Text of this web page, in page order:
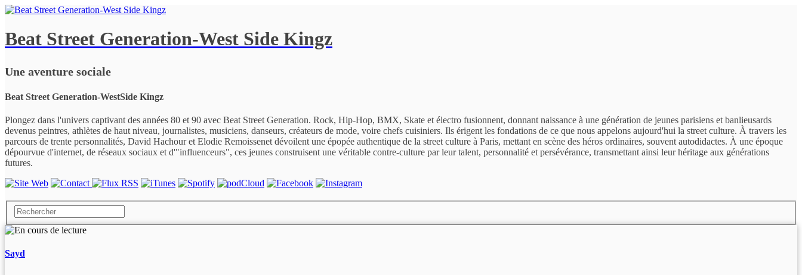
Beat Street Generation-West Side Kingz
Une aventure sociale
Beat Street Generation-WestSide Kingz
Plongez dans l'univers captivant des années 80 et 90 avec Beat Street Generation. Rock, Hip-Hop, BMX, Skate et électro fusionnent, donnant naissance à une génération de jeunes parisiens et banlieusards
devenus peintres, athlètes de haut niveau, journalistes, musiciens, danseurs, créateurs de mode, voire chefs cuisiniers. Ils érigent les fondations de ce que nous appelons aujourd'hui la street culture. À travers les
parcours de trente personnalités, David Hachour et Elodie Remoissenet dévoilent une épopée authentique de la street culture à Paris, mettant en scène des héros ordinaires, souvent autodidactes. À une époque
dépourvue d'internet, de réseaux sociaux et d'"influenceurs", ces jeunes construisent une véritable contre-culture par leur talent, personnalité et persévérance, transmettant ainsi leur héritage aux générations
futures.
Sayd